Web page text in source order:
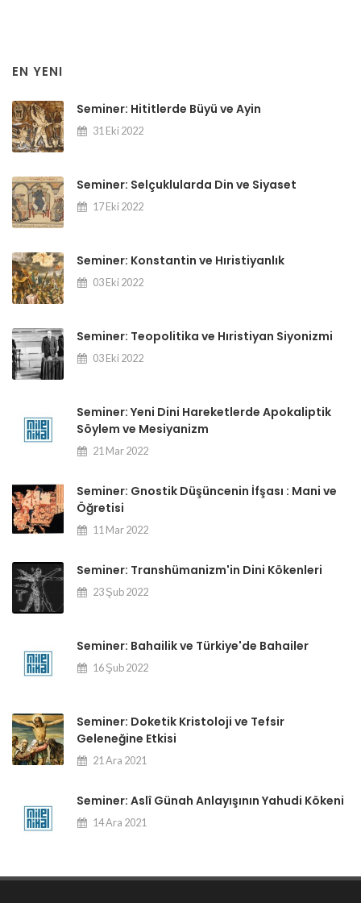
EN YENI
Seminer: Hititlerde Büyü ve Ayin
31 Eki 2022
Seminer: Selçuklularda Din ve Siyaset
17 Eki 2022
Seminer: Konstantin ve Hıristiyanlık
03 Eki 2022
Seminer: Teopolitika ve Hıristiyan Siyonizmi
03 Eki 2022
Seminer: Yeni Dini Hareketlerde Apokaliptik
Söylem ve Mesiyanizm
21 Mar 2022
Seminer: Gnostik Düşüncenin İfşası : Mani ve
Öğretisi
11 Mar 2022
Seminer: Transhümanizm'in Dini Kökenleri
23 Şub 2022
Seminer: Bahailik ve Türkiye'de Bahailer
16 Şub 2022
Seminer: Doketik Kristoloji ve Tefsir
Geleneğine Etkisi
21 Ara 2021
Seminer: Aslî Günah Anlayışının Yahudi Kökeni
14 Ara 2021